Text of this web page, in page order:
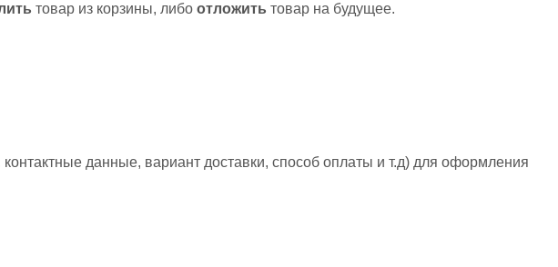
товар из корзины, либо отложить товар на будущее.
данные, вариант доставки, способ оплаты и т.д) для оформления